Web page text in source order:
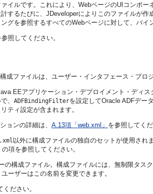
イルです。これにより、WebページのUIコンポ
するたびに、JDeveloperによりこのファイルが
グを参照するすべてのWebページに対して、バイ
参照してください。
ファイルは、ユーザー・インタフェース・プロ
EEアプリケーション・デプロイメント・ディス
、 ADFBindingFilterを設定してOracle ADFデー
ティ設定が含まれます。
ョンの詳細は、 A.13項「web.xml」 を参照してくだ
以外に構成ファイルの独自のセットが使用され
項を参照してください。
の構成ファイル。構成ファイルには、無制限タ
ーザーはこの名前を変更できます。
ください。